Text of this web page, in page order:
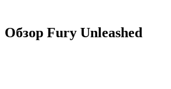
Обзор Fury Unleashed